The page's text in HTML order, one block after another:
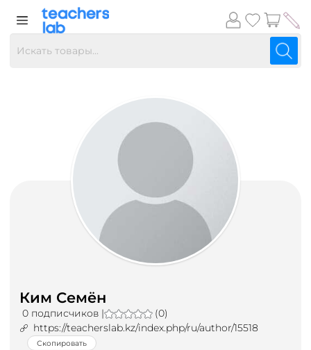
Ким Семён
0 подписчиков |
(0)
https://teacherslab.kz/index.php/ru/author/15518
Скопировать